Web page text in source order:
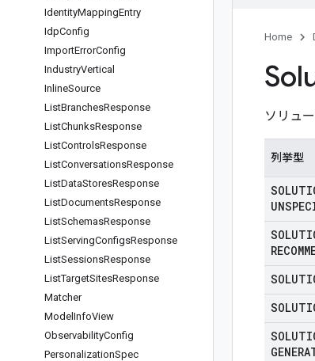
IdentityMappingEntry
IdpConfig
ImportErrorConfig
IndustryVertical
InlineSource
ListBranchesResponse
ListChunksResponse
ListControlsResponse
ListConversationsResponse
ListDataStoresResponse
ListDocumentsResponse
ListSchemasResponse
ListServingConfigsResponse
ListSessionsResponse
ListTargetSitesResponse
Matcher
Model InfoView
ObservabilityConfig
PersonalizationSpec
Home
ソリュ
列挙型